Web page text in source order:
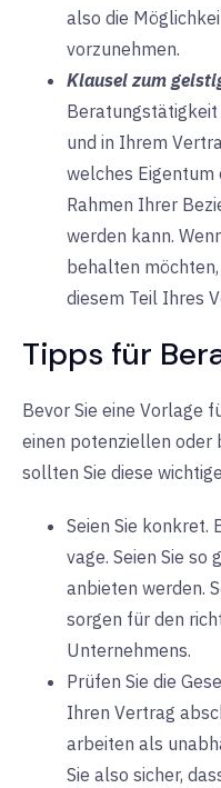
also die
vorzunehmen.
Klausel zum
und in Ihrem
welches Eigentum
Rahmen Ihrer
werden kann.
behalten
diesem Teil Ihres
Tipps für
Bevor Sie eine Vorlage
einen potenziellen oder
sollten Sie diese
Seien Sie
vage. Seien Sie so
anbieten werden.
sorgen für den
Unternehmens.
Prüfen Sie die
Ihren Vertrag
arbeiten als
Sie also sicher,